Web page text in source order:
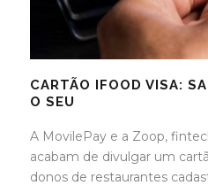
CARTÃO IFOOD VISA:
O SEU
A MovilePay e a Zoop,
acabam de divulgar um
donos de restaurantes